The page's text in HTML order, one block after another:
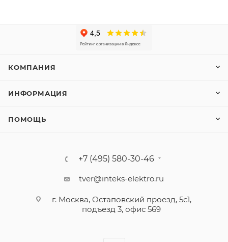
КОМПАНИЯ
ИНФОРМАЦИЯ
ПОМОЩЬ
+7 (495) 580-30-46
tver@inteks-elektro.ru
г. Москва, Остаповский проезд, 5с1,
подъезд 3, офис 569